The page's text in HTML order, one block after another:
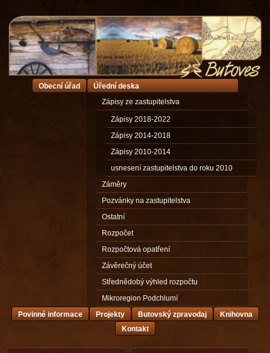
Obecní úřad
Úřední deska
Zápisy ze zastupitelstva
Zápisy 2018-2022
Zápisy 2014-2018
Zápisy 2010-2014
usnesení zastupitelstva do roku 2010
Záměry
Pozvánky na zastupitelstva
Ostatní
Rozpočet
Rozpočtová opatření
Závěrečný účet
Střednědobý výhled rozpočtu
Mikroregion Podchlumí
Povinné informace
Projekty Butovský zpravodaj
Knihovna
Kontakt